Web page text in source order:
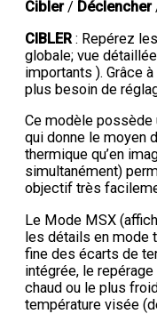
Cibler/ Déclencher
CIBLER : Repérez
globale; vue
importants ). Grâce
plus besoin de
Ce modèle possède
qui donne le moyen
thermique qu’en
simultanément)
objectif très
Le Mode MSX
les détails en mode
fine des écarts de
intégrée, le
chaud ou le plus
température visée